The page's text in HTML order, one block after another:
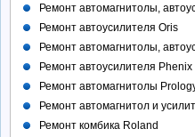
Ремонт автомагнитолы,
Ремонт автоусилителя Oris
Ремонт автомагнитолы,
Ремонт автоусилителя Phenix
Ремонт автомагнитолы
Ремонт автомагнитол и
Ремонт комбика Roland